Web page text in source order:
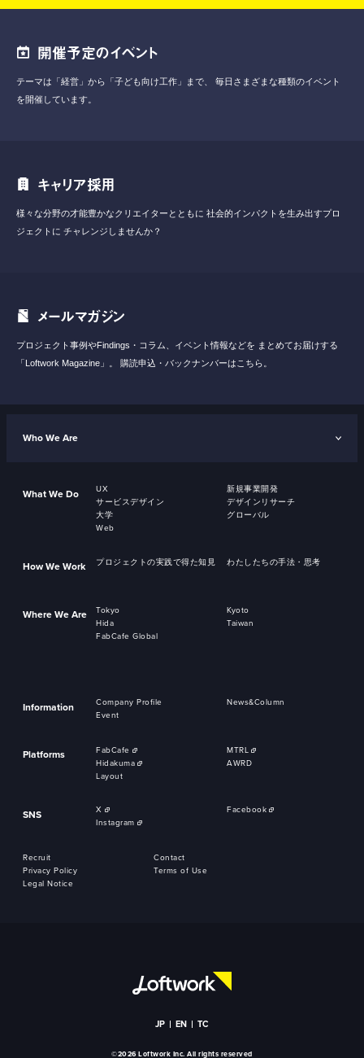
開催予定のイベント
テーマは「経営」から「子ども向け工作」まで、
毎日さまざまな種類のイベント
を開催しています。
キャリア採用
様々な分野の才能豊かなクリエイターとともに 社会的インパクトを生み出すプロ
ジェクトに チャレンジしませんか？
メールマガジン
プロジェクト事例やFindings・コラム、イベント情報などを まとめてお届けする
「Loftwork Magazine」。
購読申込・バックナンバーはこちら。
Who We Are
What We Do UX
新規事業開発
サービスデザイン
デザインリサーチ
大学
グローバル
Web
How We Work プロジェクトの実践で得た知見 わたしたちの手法・思考
Where We Are Tokyo
Kyoto
Hida
Taiwan
FabCafe Global
Information Company Profile
News&Column
Event
Platforms FabCafe
MTRL
Hidakuma
AWRD
Layout
SNS X
Facebook
Instagram
Recruit
Contact
Privacy Policy
Terms of Use
Legal Notice
JP EN TC
©2026 Loftwork Inc. All rights reserved